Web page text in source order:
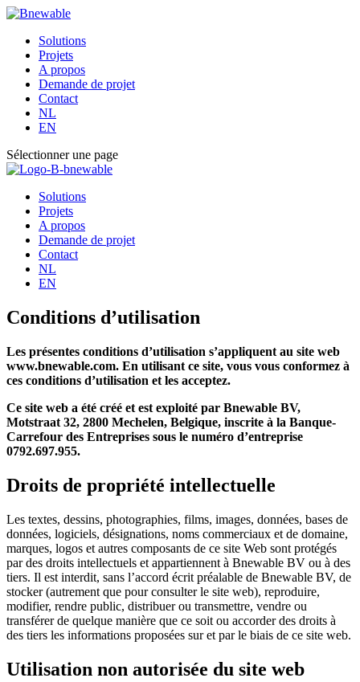
Solutions
Projets
A propos
Demande de projet
Contact
NL
EN
Sélectionner une page
Solutions
Projets
A propos
Demande de projet
Contact
NL
EN
Conditions d’utilisation
Les présentes conditions d’utilisation s’appliquent au site web
www.bnewable.com. En utilisant ce site, vous vous conformez à
ces conditions d’utilisation et les acceptez.
Ce site web a été créé et est exploité par Bnewable BV,
Motstraat 32, 2800 Mechelen, Belgique, inscrite à la Banque-
Carrefour des Entreprises sous le numéro d’entreprise
0792.697.955.
Droits de propriété intellectuelle
Les textes, dessins, photographies, films, images, données, bases de
données, logiciels, désignations, noms commerciaux et de domaine,
marques, logos et autres composants de ce site Web sont protégés
par des droits intellectuels et appartiennent à Bnewable BV ou à des
tiers. Il est interdit, sans l’accord écrit préalable de Bnewable BV, de
stocker (autrement que pour consulter le site web), reproduire,
modifier, rendre public, distribuer ou transmettre, vendre ou
transférer de quelque manière que ce soit ou accorder des droits à
des tiers les informations proposées sur et par le biais de ce site web.
Utilisation non autorisée du site web